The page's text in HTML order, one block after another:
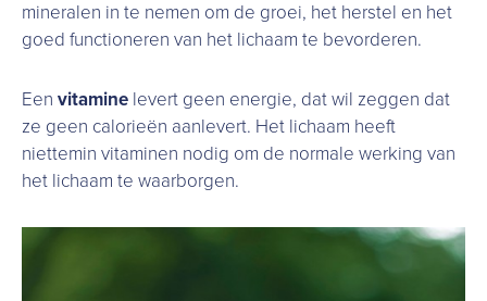
mineralen in te nemen om de groei, het herstel en het
goed functioneren van het lichaam te bevorderen.
Een vitamine levert geen energie, dat wil zeggen dat
ze geen calorieën aanlevert. Het lichaam heeft
niettemin vitaminen nodig om de normale werking van
het lichaam te waarborgen.